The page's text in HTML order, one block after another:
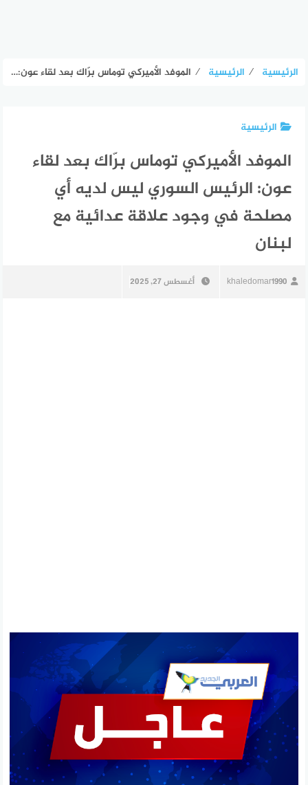
الرئيسية ⁄ الرئيسية ⁄ الموفد الأميركي توماس برّاك بعد لقاء عون: الرئيس السوري ليس لديه أي مصلحة في وجود علاقة عدائية مع لبنان
الرئيسية
الموفد الأميركي توماس برّاك بعد لقاء
عون: الرئيس السوري ليس لديه أي
مصلحة في وجود علاقة عدائية مع
لبنان
khaledomar1990 أغسطس 27, 2025